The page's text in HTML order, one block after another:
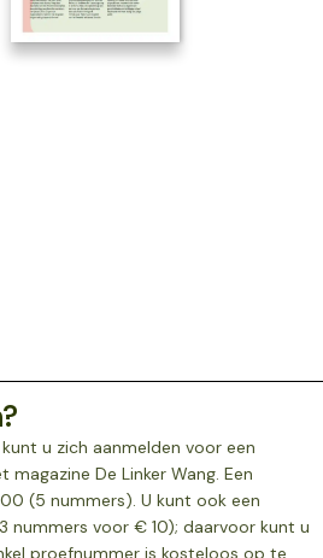
u zich aanmelden voor een
De Linker Wang. Een
(5 nummers). U kunt ook een
nummers voor € 10); daarvoor kunt u
proefnummer is kosteloos op te